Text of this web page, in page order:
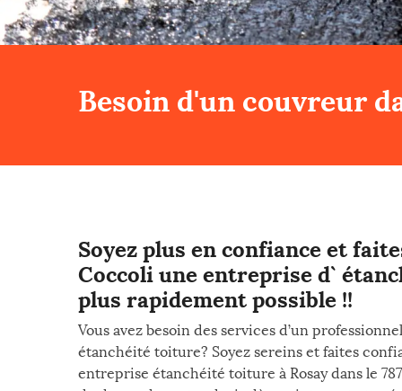
Besoin d'un couvreur
Soyez plus en confiance et
Coccoli une entreprise d`
plus rapidement possible !!
Vous avez besoin des services d’un
étanchéité toiture? Soyez sereins et faites
entreprise étanchéité toiture à Rosay dans le